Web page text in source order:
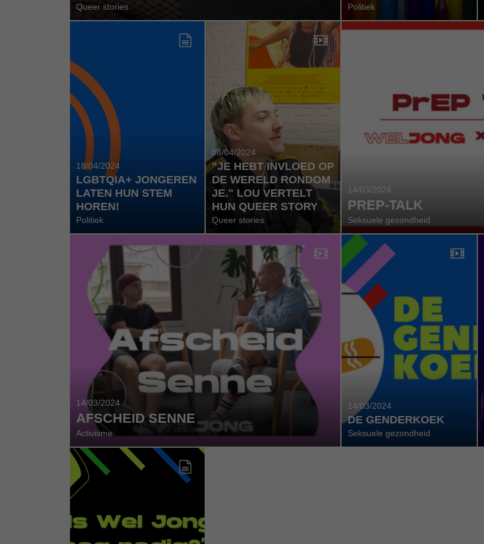
Queer stories Politiek
18/04/2024
LGBTQIA+ JONGEREN
LATEN HUN STEM
HOREN!
Politiek
08/04/2024
"JE HEBT INVLOED OP
DE WERELD RONDOM
JE." LOU VERTELT
HUN QUEER STORY
Queer stories
14/03/2024
PREP-TALK
Seksuele gezondheid
14/03/2024
AFSCHEID SENNE
Activisme
14/03/2024
DE GENDERKOEK
Seksuele gezondheid